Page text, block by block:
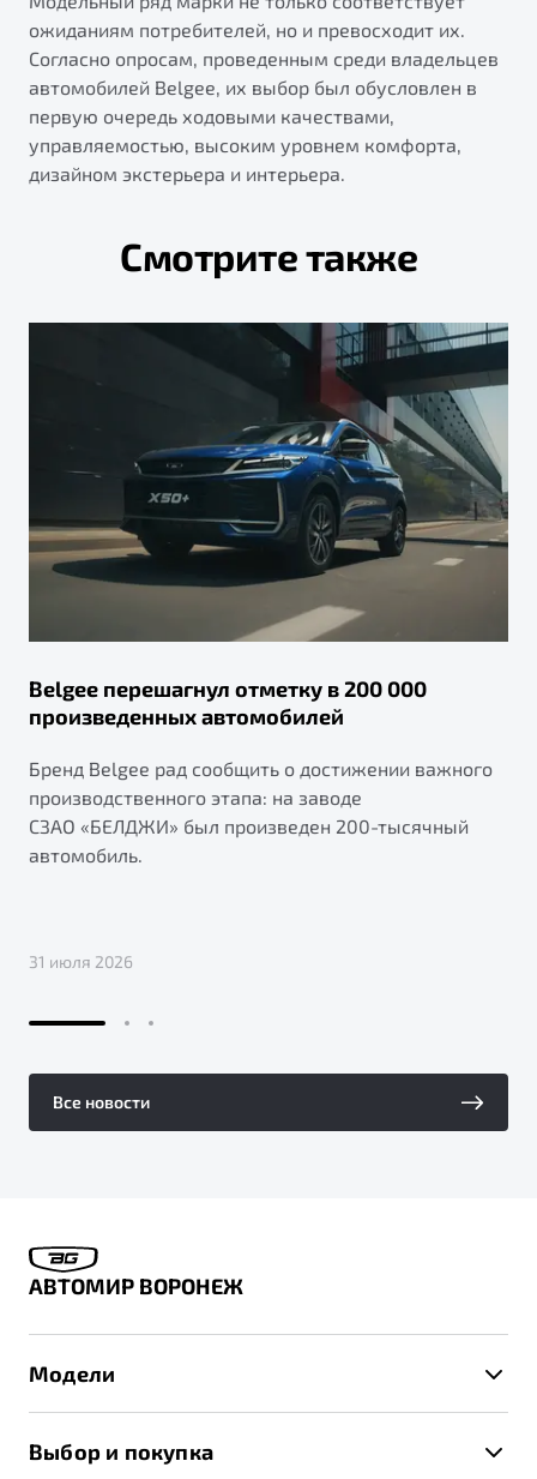
ожиданиям потребителей, но и превосходит их.
Согласно опросам, проведенным среди владельцев
автомобилей Belgee, их выбор был обусловлен в
первую очередь ходовыми качествами,
управляемостью, высоким уровнем комфорта,
дизайном экстерьера и интерьера.
Смотрите также
Belgee перешагнул отметку в 200 000
произведенных автомобилей
Бренд Belgee рад сообщить о достижении важного
производственного этапа: на заводе
СЗАО «БЕЛДЖИ» был произведен 200-тысячный
автомобиль.
31 июля 2026
Все новости
АВТОМИР ВОРОНЕЖ
Модели
Выбор и покупка